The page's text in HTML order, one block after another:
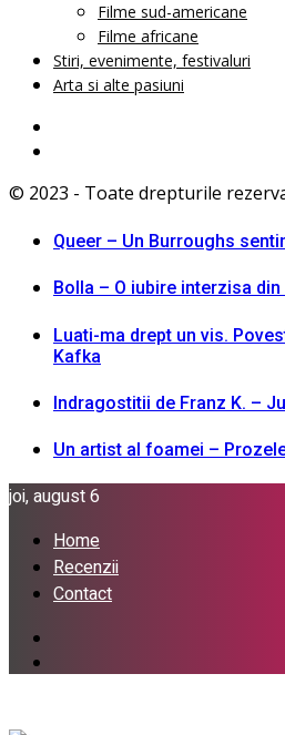
Filme sud-americane
Filme africane
Stiri, evenimente, festivaluri
Arta si alte pasiuni
© 2023 - Toate drepturile
Queer – Un Burroughs
Bolla – O iubire interzisa
Luati-ma drept un vis.
Kafka
Indragostitii de Franz K. –
Un artist al foamei –
joi, august 6
Home
Recenzii
Contact